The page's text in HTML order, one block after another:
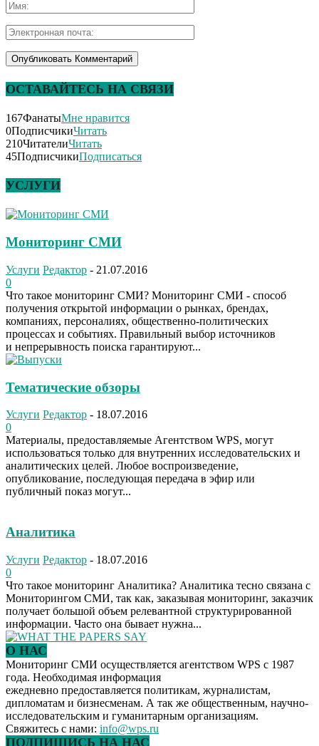
ОСТАВАЙТЕСЬ НА СВЯЗИ
167ФанатыМне нравится
0ПодписчикиЧитать
210ЧитателиЧитать
45ПодписчикиПодписаться
УСЛУГИ
Мониторинг СМИ
Услуги Редактор - 21.07.2016
0
Что такое мониторинг СМИ? Мониторинг СМИ - способ
получения открытой информации о рынках, брендах,
компаниях, персоналиях, общественно-политических
процессах и событиях. Правильный выбор источников
и непрерывность поиска гарантируют...
Тематические обзоры
Услуги Редактор - 18.07.2016
0
Материалы, предоставляемые Агентством WPS, могут
использоваться только для внутренних исследовательских и
аналитических целей. Любое воспроизведение,
опубликование, последующая передача в эфир или
публичный показ могут...
Аналитика
Услуги Редактор - 18.07.2016
0
Что такое мониторинг Аналитика? Аналитика тесно связана с
Мониторингом СМИ, так как, заказывая мониторинг, заказчик
получает большой объем релевантной структурированной
информации. Часто она бывает нужна...
О НАС
Мониторинг СМИ осуществляется агентством WPS с 1987
года. Необходимая информация
ежедневно предоставляется политикам, журналистам,
дипломатам и бизнесменам. А так же общественным, научно-
исследовательским и гуманитарным организациям.
Свяжитесь с нами: info@wps.ru
ПОДПИШИСЬ НА НАС